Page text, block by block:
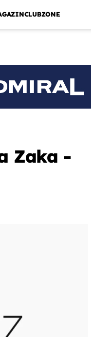
CLUBZONE
Zaka -